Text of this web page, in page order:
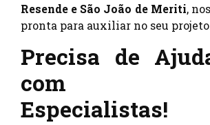
Resende e São João de Meriti,
pronta para auxiliar no seu
Precisa de
com
Especialistas!